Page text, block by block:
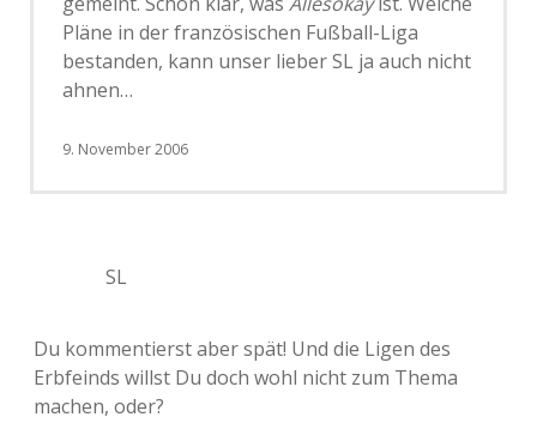
Pläne in der französischen Fußball-Liga
bestanden, kann unser lieber SL ja auch nicht
ahnen…
9. November 2006
SL
Du kommentierst aber spät! Und die Ligen des
Erbfeinds willst Du doch wohl nicht zum Thema
machen, oder?